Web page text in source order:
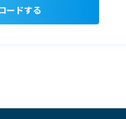
ードする